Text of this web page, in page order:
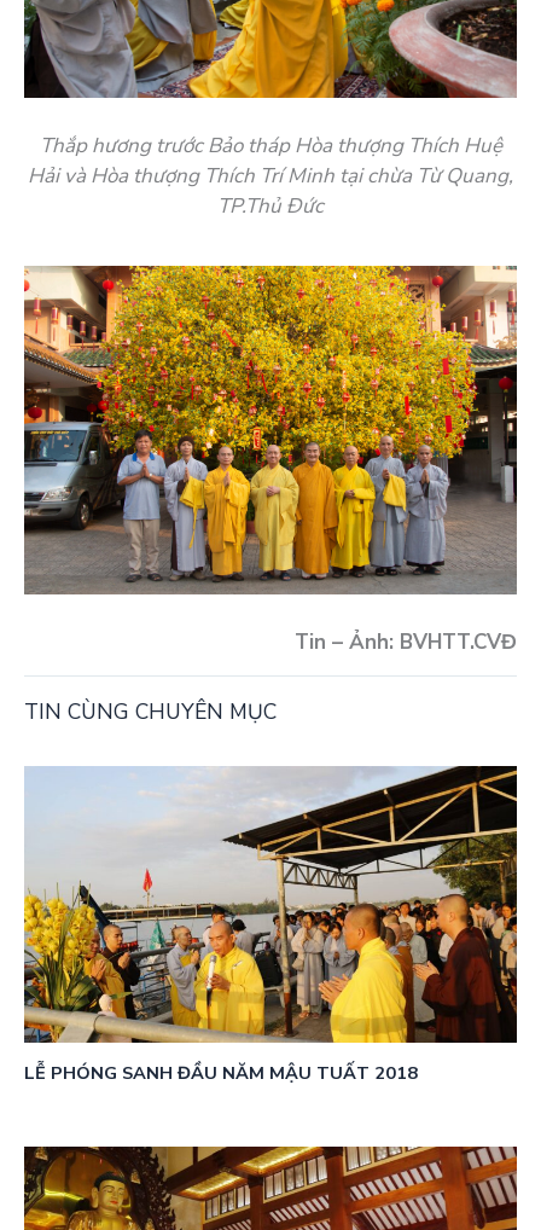
Thắp hương trước Bảo tháp Hòa thượng Thích Huệ
Hải và Hòa thượng Thích Trí Minh tại chừa Từ Quang,
TP.Thủ Đức
Tin – Ảnh: BVHTT.CVĐ
TIN CÙNG CHUYÊN MỤC
LỄ PHÓNG SANH ĐẦU NĂM MẬU TUẤT 2018